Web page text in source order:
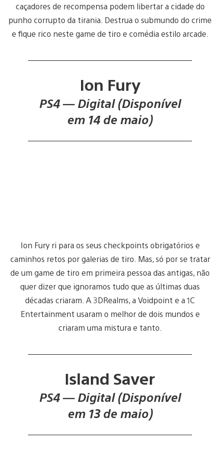
caçadores de recompensa podem libertar a cidade do
punho corrupto da tirania. Destrua o submundo do crime
e fique rico neste game de tiro e comédia estilo arcade.
Ion Fury
PS4 — Digital (Disponível
em 14 de maio)
Ion Fury ri para os seus checkpoints obrigatórios e
caminhos retos por galerias de tiro. Mas, só por se tratar
de um game de tiro em primeira pessoa das antigas, não
quer dizer que ignoramos tudo que as últimas duas
décadas criaram. A 3DRealms, a Voidpoint e a 1C
Entertainment usaram o melhor de dois mundos e
criaram uma mistura e tanto.
Island Saver
PS4 — Digital (Disponível
em 13 de maio)